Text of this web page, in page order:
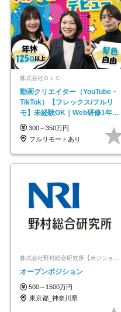
株式会社ＯＬＣ
動画クリエイター（YouTube・
TikTok）【フレックス/フルリ
モ】未経験OK｜Web研修1年間
｜副業OK
300～350万円
フルリモートあり
オープンポジション
500～1500万円
東京都_神奈川県